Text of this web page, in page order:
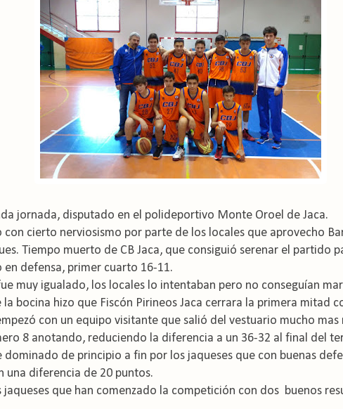
jornada, disputado en el polideportivo Monte Oroel de Jaca.
con cierto nerviosismo por parte de los locales que aprovecho
Tiempo muerto de CB Jaca, que consiguió serenar el partido
defensa, primer cuarto 16-11.
muy igualado, los locales lo intentaban pero no conseguían
bocina hizo que Fiscón Pirineos Jaca cerrara la primera mitad
con un equipo visitante que salió del vestuario mucho
8 anotando, reduciendo la diferencia a un 36-32 al final del
de principio a fin por los jaqueses que con buenas
una diferencia de 20 puntos.
jaqueses que han comenzado la competición con dos buenos